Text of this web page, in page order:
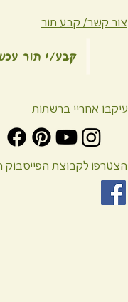
צור קשר/ קבע תור
קבע/י תור
עיקבו אחריי ברשתות
הצטרפו לקבוצת הפייסבוק